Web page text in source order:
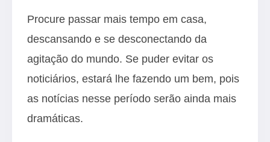
Procure passar mais tempo em casa,
descansando e se desconectando da
agitação do mundo. Se puder evitar os
noticiários, estará lhe fazendo um bem, pois
as notícias nesse período serão ainda mais
dramáticas.